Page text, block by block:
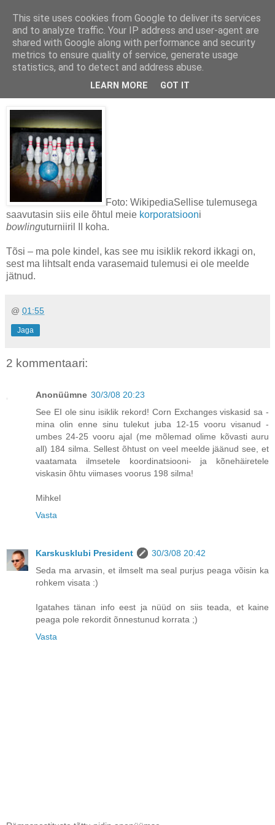
Uus seiklus igas päevas
2008-03-18
– 169 punkti
Foto: WikipediaSellise tulemusega
saavutasin siis eile õhtul meie korporatsiooni
bowlinguturniiril II koha.
Tõsi – ma pole kindel, kas see mu isiklik rekord ikkagi on,
sest ma lihtsalt enda varasemaid tulemusi ei ole meelde
jätnud.
@ 01:55
Jaga
2 kommentaari:
Anonüümne 30/3/08 20:23
See EI ole sinu isiklik rekord! Corn Exchanges viskasid sa -
mina olin enne sinu tulekut juba 12-15 vooru visanud -
umbes 24-25 vooru ajal (me mõlemad olime kõvasti auru
all) 184 silma. Sellest õhtust on veel meelde jäänud see, et
vaatamata ilmsetele koordinatsiooni- ja kõnehäiretele
viskasin õhtu viimases voorus 198 silma!
Mihkel
Vasta
Karskusklubi President
30/3/08 20:42
Seda ma arvasin, et ilmselt ma seal purjus peaga võisin ka
rohkem visata :)
Igatahes tänan info eest ja nüüd on siis teada, et kaine
peaga pole rekordit õnnestunud korrata ;)
Vasta
This site uses cookies from Google to deliver its services
and to analyze traffic. Your IP address and user-agent are
shared with Google along with performance and security
metrics to ensure quality of service, generate usage
statistics, and to detect and address abuse.
LEARN MORE GOT IT